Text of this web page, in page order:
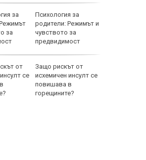
Психология за
родители: Режимът и
чувството за
предвидимост
Защо рискът от
исхемичен инсулт се
повишава в
горещините?